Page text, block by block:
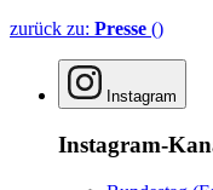
zurück zu: Presse ()
Instagram
Instagram-